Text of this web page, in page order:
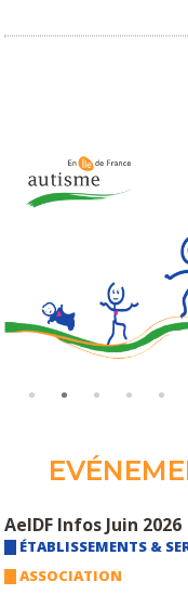
AeIDF Infos Juin 2026
ÉTABLISSEMENTS &
ASSOCIATION